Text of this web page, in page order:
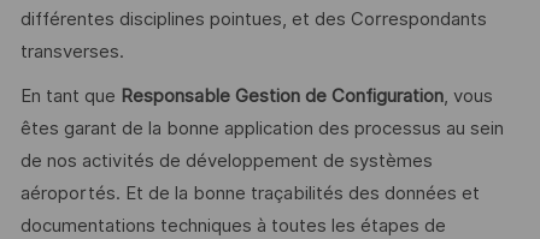
différentes disciplines pointues, et des Correspondants
transverses.
En tant que Responsable Gestion de Configuration, vous
êtes garant de la bonne application des processus au sein
de nos activités de développement de systèmes
aéroportés. Et de la bonne traçabilités des données et
documentations techniques à toutes les étapes de